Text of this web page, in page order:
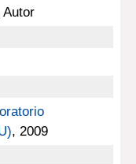
Autor
, 2009